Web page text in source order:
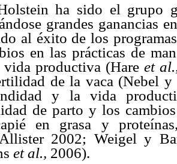
ha sido el grupo
grandes ganancias
al éxito de los
en las prácticas de
vida productiva (Hare et
de la vaca (Nebel
y la vida
de parto y los
en grasa y
2002; Weigel y
et al., 2006).